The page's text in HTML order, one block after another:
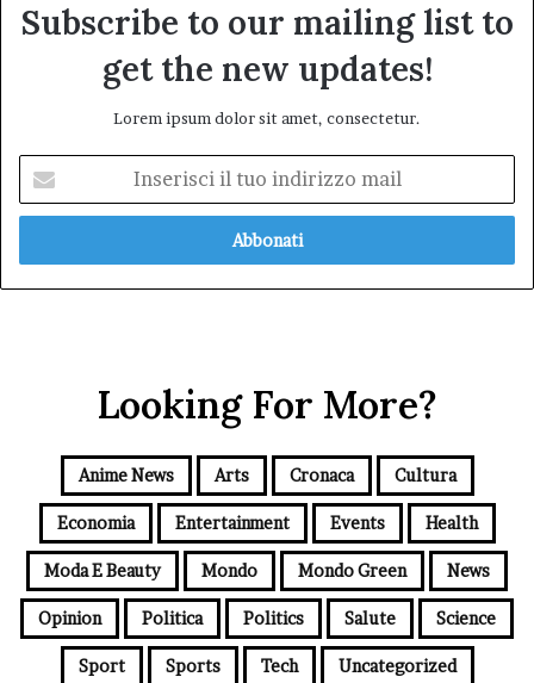
Subscribe to our mailing list to
get the new updates!
Lorem ipsum dolor sit amet, consectetur.
tuo
mail
Looking For More?
Anime News Arts Cronaca Cultura
Economia Entertainment Events Health
Moda E Beauty Mondo Mondo Green News
Opinion Politica Politics Salute Science
Sport Sports Tech Uncategorized